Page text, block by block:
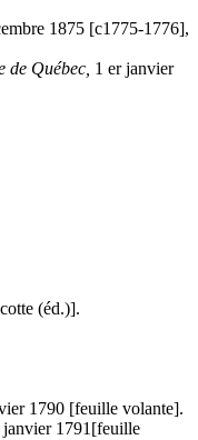
1875 [c1775-1776],
de Québec, 1 er janvier
(éd.)].
1790 [feuille volante].
janvier 1791[feuille